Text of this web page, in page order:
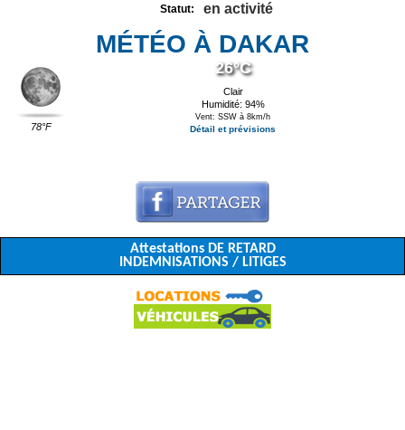
Statut: en activité
MÉTÉO À DAKAR
78°F
26°C
Clair
Humidité: 94%
Vent: SSW à 8km/h
Détail et prévisions
Attestations DE RETARD
INDEMNISATIONS / LITIGES